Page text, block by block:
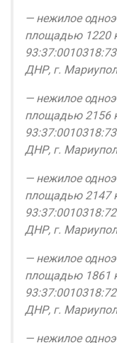
— нежилое
площадью 1220
ДНР, г.
— нежилое
площадью 2156
ДНР, г.
— нежилое
площадью 2147
ДНР, г.
— нежилое
площадью 1861
ДНР, г.
— нежилое